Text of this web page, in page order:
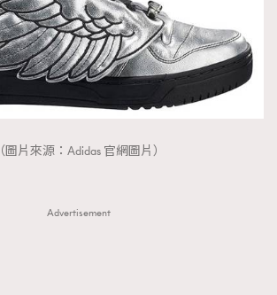
（圖片來源：Adidas 官網圖片）
Advertisement